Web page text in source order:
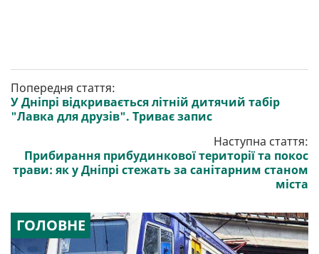
Попередня стаття:
У Дніпрі відкривається літній дитячий табір
"Лавка для друзів". Триває запис
Наступна стаття:
Прибирання прибудинкової території та покос
трави: як у Дніпрі стежать за санітарним станом
міста
ГОЛОВНЕ